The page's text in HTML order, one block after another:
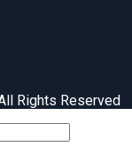
Rights Reserved